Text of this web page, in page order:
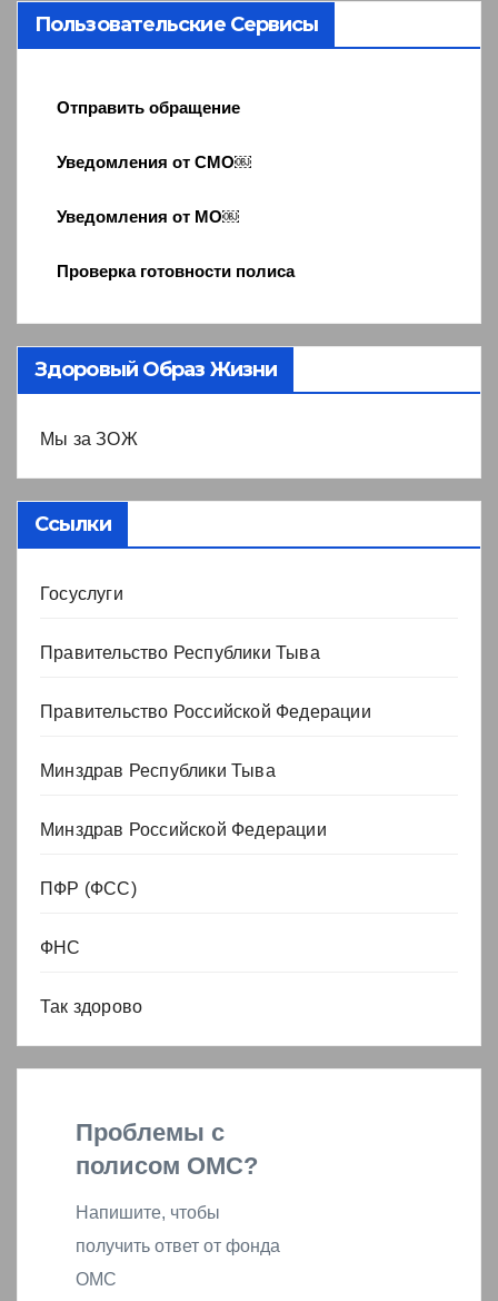
Пользовательские Сервисы
Отправить обращение
Уведомления от СМО￼
Уведомления от МО￼
Проверка готовности полиса
Здоровый Образ Жизни
Мы за ЗОЖ
Ссылки
Госуслуги
Правительство Республики Тыва
Правительство Российской Федерации
Минздрав Республики Тыва
Минздрав Российской Федерации
ПФР (ФСС)
ФНС
Так здорово
Проблемы с
полисом ОМС?
Напишите, чтобы
получить ответ от фонда
ОМС